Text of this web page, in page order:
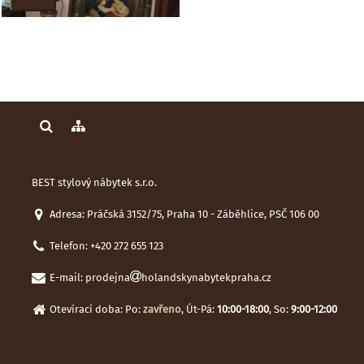
BEST stylový nábytek s.r.o.
Adresa: Práčská 3152/75, Praha 10 - Záběhlice, PSČ 106 00
Telefon: +420 272 655 123
E-mail: prodejna holandskynabytekpraha.cz
Otevírací doba: Po: zavřeno, Út-Pá: 10:00-18:00, So: 9:00-12:00